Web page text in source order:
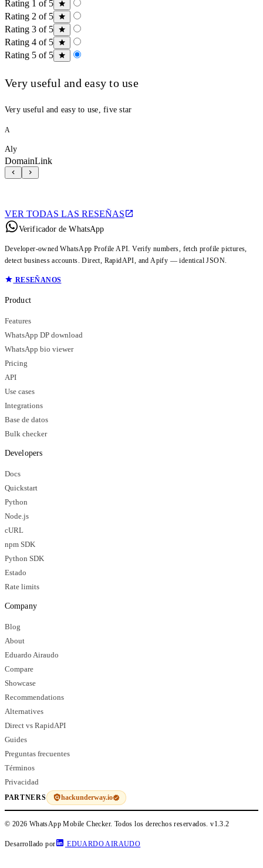
Rating 1 of 5
Rating 2 of 5
Rating 3 of 5
Rating 4 of 5
Rating 5 of 5
Very useful and easy to use
Very useful and easy to use, five star
A
Aly
DomainLink
VER TODAS LAS RESEÑAS
Verificador de WhatsApp
Developer-owned WhatsApp Profile API. Verify numbers, fetch profile pictures,
detect business accounts. Direct, RapidAPI, and Apify — identical JSON.
RESEÑANOS
Product
Features
WhatsApp DP download
WhatsApp bio viewer
Pricing
API
Use cases
Integrations
Base de datos
Bulk checker
Developers
Docs
Quickstart
Python
Node.js
cURL
npm SDK
Python SDK
Estado
Rate limits
Company
Blog
About
Eduardo Airaudo
Compare
Showcase
Recommendations
Alternatives
Direct vs RapidAPI
Guides
Preguntas frecuentes
Términos
Privacidad
PARTNERS hackunderway.io
© 2026 WhatsApp Mobile Checker. Todos los derechos reservados.v1.3.2
Desarrollado por EDUARDO AIRAUDO